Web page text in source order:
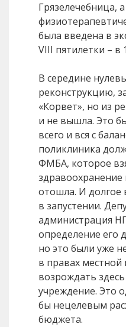
Грязелечебница,
была введена в
VIII пятилетки – в
В середине
реконструкцию,
«Корвет», но из
и не вышла. Это
всего и вся с
поликлиника
ФМБА, которое
отошла. И долгое
в запустении.
администрация
определение его
но это были уже
в правах местной
возрождать
учреждение. Это
бы нецелевым
бюджета.